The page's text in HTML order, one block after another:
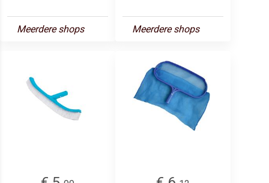
Meerdere shops Meerdere shops